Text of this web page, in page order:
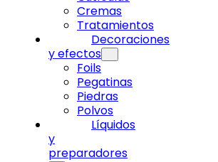
Cremas
Tratamientos
Decoraciones
y efectos
Foils
Pegatinas
Piedras
Polvos
Líquidos
y
preparadores